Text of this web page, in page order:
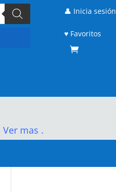
👤 Inicia sesión
♥ Favoritos
Ver mas .